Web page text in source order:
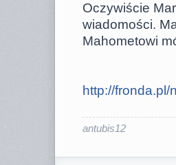
Oczywiście
wiadomości.
Mahometowi
http://
antubis12